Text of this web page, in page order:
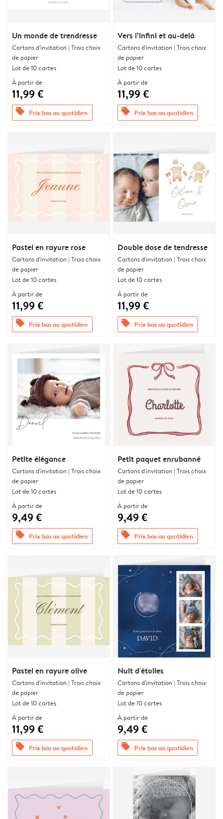
Un monde de trendresse
Cartons d'invitation | Trois choix
de papier
Lot de 10 cartes
À partir de
11,99 €
offers Prix bas au quotidien
Vers l’infini et au-delà
Cartons d'invitation | Trois choix
de papier
Lot de 10 cartes
À partir de
11,99 €
offers Prix bas au quotidien
Pastel en rayure rose
Cartons d'invitation | Trois choix
de papier
Lot de 10 cartes
À partir de
11,99 €
offers Prix bas au quotidien
Double dose de tendresse
Cartons d'invitation | Trois choix
de papier
Lot de 10 cartes
À partir de
11,99 €
offers Prix bas au quotidien
Petite élégance
Cartons d'invitation | Trois choix
de papier
Lot de 10 cartes
À partir de
9,49 €
offers Prix bas au quotidien
Petit paquet enrubanné
Cartons d'invitation | Trois choix
de papier
Lot de 10 cartes
À partir de
9,49 €
offers Prix bas au quotidien
Pastel en rayure olive
Cartons d'invitation | Trois choix
de papier
Lot de 10 cartes
À partir de
11,99 €
offers Prix bas au quotidien
Nuit d'étoiles
Cartons d'invitation | Trois choix
de papier
Lot de 10 cartes
À partir de
9,49 €
offers Prix bas au quotidien